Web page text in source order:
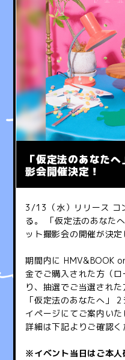
「仮定法のあなた
影会開催決定！
3/13（水）リリース コ
る。 「仮定法のあなた
ット撮影会の開催が決定
期間内に HMV&BOOK
金でご購入された方（
り、抽選でご当選された
「仮定法のあなたへ」
イページにてご案内いた
詳細は下記よりご確認く
※イベント当日はご本人